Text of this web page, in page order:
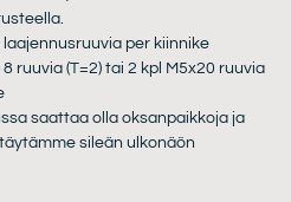
per kiinnike
ruuvia (T=2) tai 2 kpl M5x20 ruuvia
saattaa olla oksanpaikkoja ja
sileän ulkonäön